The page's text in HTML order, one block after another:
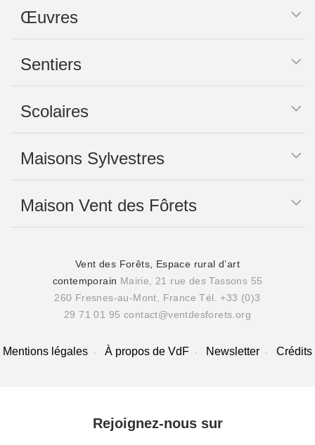
Œuvres
Sentiers
Scolaires
Maisons Sylvestres
Maison Vent des Fôrets
Vent des Forêts, Espace rural d’art
contemporain Mairie, 21 rue des Tassons 55
260 Fresnes-au-Mont, France Tél. +33 (0)3
29 71 01 95 contact@ventdesforets.org
Mentions légales À propos de VdF Newsletter Crédits
Rejoignez-nous sur